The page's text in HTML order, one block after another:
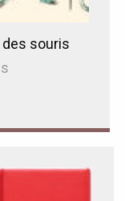
des souris